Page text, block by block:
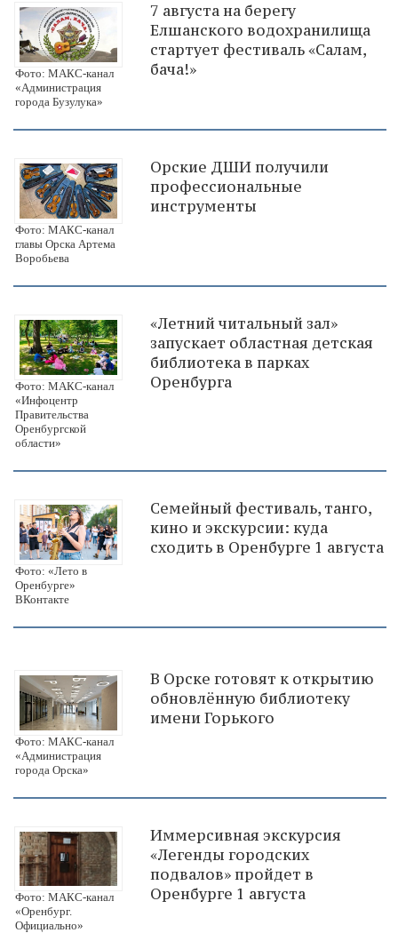
Фото: МАКС-канал
«Администрация
города Бузулука»
7 августа на берегу
Елшанского водохранилища
стартует фестиваль «Салам,
бача!»
Фото: МАКС-канал
главы Орска Артема
Воробьева
Орские ДШИ получили
профессиональные
инструменты
Фото: МАКС-канал
«Инфоцентр
Правительства
Оренбургской
области»
«Летний читальный зал»
запускает областная детская
библиотека в парках
Оренбурга
Фото: «Лето в
Оренбурге»
ВКонтакте
Семейный фестиваль, танго,
кино и экскурсии: куда
сходить в Оренбурге 1 августа
Фото: МАКС-канал
«Администрация
города Орска»
В Орске готовят к открытию
обновлённую библиотеку
имени Горького
Фото: МАКС-канал
«Оренбург.
Официально»
Иммерсивная экскурсия
«Легенды городских
подвалов» пройдет в
Оренбурге 1 августа